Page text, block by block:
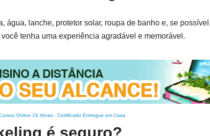
água, lanche, protetor solar, roupa de banho e, se
tenha uma experiência agradável e memorável.
Online 24 Horas- Certificado Entregue em Casa